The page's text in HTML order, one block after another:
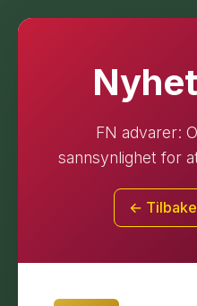
FN advarer:
sannsynlighet for
←